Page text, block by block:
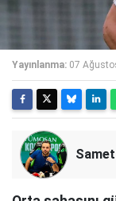
Yayınlanma: 07